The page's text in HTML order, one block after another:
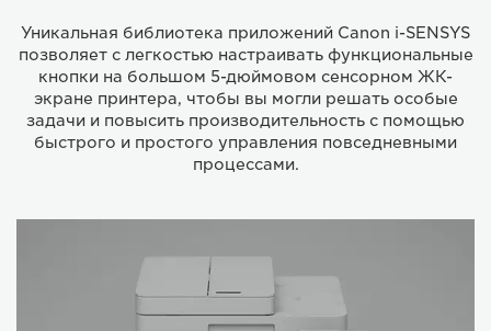
Уникальная библиотека приложений Canon i-SENSYS
позволяет с легкостью настраивать функциональные
кнопки на большом 5-дюймовом сенсорном ЖК-
экране принтера, чтобы вы могли решать особые
задачи и повысить производительность с помощью
быстрого и простого управления повседневными
процессами.